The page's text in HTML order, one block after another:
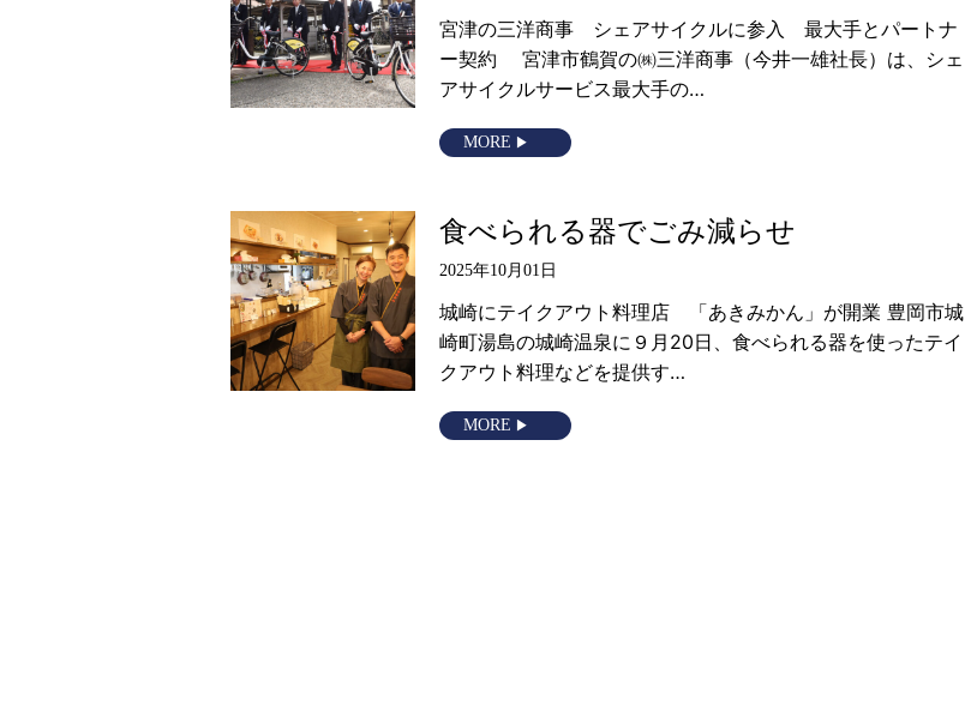
宮津の三洋商事 シェアサイクルに参入 最大手とパートナ
ー契約 宮津市鶴賀の㈱三洋商事（今井一雄社長）は、シェ
アサイクルサービス最大手の…
MORE
食べられる器でごみ減らせ
2025年10月01日
城崎にテイクアウト料理店 「あきみかん」が開業 豊岡市城
崎町湯島の城崎温泉に９月20日、食べられる器を使ったテイ
クアウト料理などを提供す…
MORE